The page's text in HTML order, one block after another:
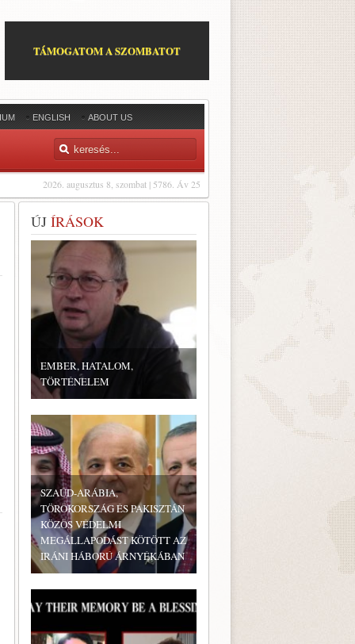
TÁMOGATOM A SZOMBATOT
ENGLISH ABOUT US
2026. augusztus 8, szombat | 5786. Áv 25
ÚJ ÍRÁSOK
EMBER, HATALOM,
TÖRTÉNELEM
SZAÚD-ARÁBIA,
TÖRÖKORSZÁG ÉS PAKISZTÁN
KÖZÖS VÉDELMI
MEGÁLLAPODÁST KÖTÖTT AZ
IRÁNI HÁBORÚ ÁRNYÉKÁBAN